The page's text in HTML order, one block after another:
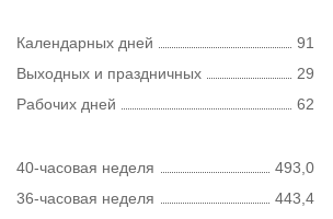
Календарных дней
91
Выходных и праздничных
29
Рабочих дней
62
40-часовая неделя
493,0
36-часовая неделя
443,4